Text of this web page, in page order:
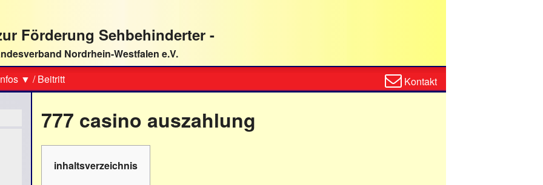
Förderung Sehbehinderter -
Nordrhein-Westfalen e.V.
▼ /Beitritt
Kontaktformular
Kontakt
777 casino auszahlung
inhaltsverzeichnis